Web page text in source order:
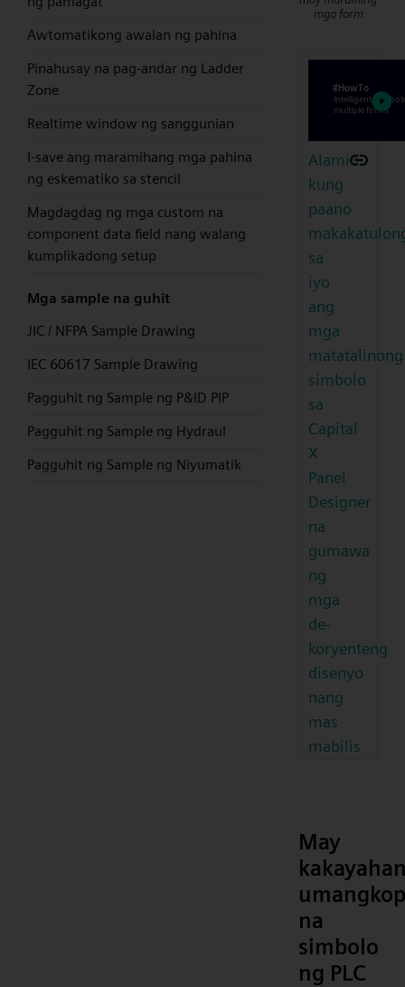
Awtomatikong awalan ng pahina
Pinahusay na pag-andar ng Ladder
Zone
Realtime window ng sanggunian
I-save ang maramihang mga pahina
ng eskematiko sa stencil
Magdagdag ng mga custom na
component data field nang walang
kumplikadong setup
Mga sample na guhit
JIC / NFPA Sample Drawing
IEC 60617 Sample Drawing
Pagguhit ng Sample ng P&ID PIP
Pagguhit ng Sample ng Hydraul
Pagguhit ng Sample ng Niyumatik
mga form
Alamin
kung
paano
sa
iyo
ang
mga
matatalinong
simbolo
sa
Capital
X
Panel
Designer
na
gumawa
ng
mga
de-
koryenteng
disenyo
nang
mas
mabilis
May
umangkop
na
simbolo
ng PLC